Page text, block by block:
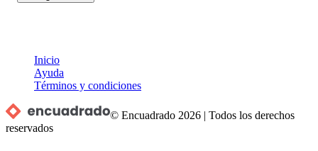
Inicio
Ayuda
Términos y condiciones
© Encuadrado 2026 |Todos los derechos
reservados